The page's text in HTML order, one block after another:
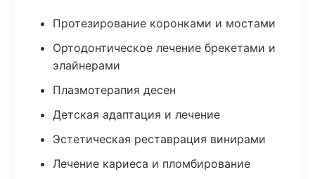
Протезирование коронками и мостами
Ортодонтическое лечение брекетами и
элайнерами
Плазмотерапия десен
Детская адаптация и лечение
Эстетическая реставрация винирами
Лечение кариеса и пломбирование